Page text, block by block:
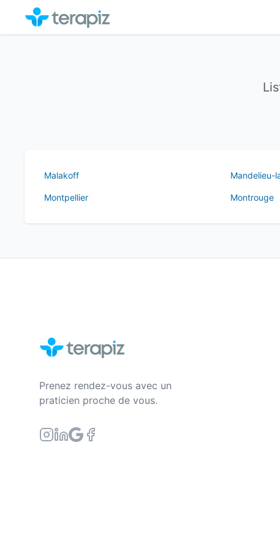
Malakoff Mandelieu-
Montpellier Montrouge
Prenez rendez-vous avec un
praticien proche de vous.